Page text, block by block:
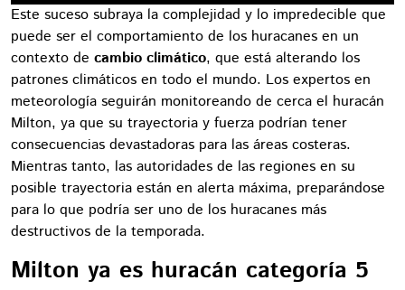
Este suceso subraya la complejidad y lo impredecible que
puede ser el comportamiento de los huracanes en un
contexto de cambio climático, que está alterando los
patrones climáticos en todo el mundo. Los expertos en
meteorología seguirán monitoreando de cerca el huracán
Milton, ya que su trayectoria y fuerza podrían tener
consecuencias devastadoras para las áreas costeras.
Mientras tanto, las autoridades de las regiones en su
posible trayectoria están en alerta máxima, preparándose
para lo que podría ser uno de los huracanes más
destructivos de la temporada.
Milton ya es huracán categoría 5